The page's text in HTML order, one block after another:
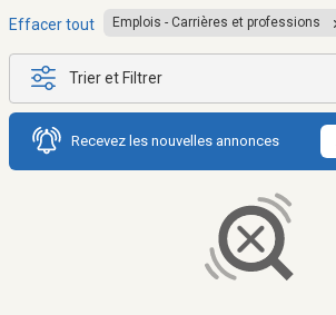
Effacer tout Emplois - Carrières et professions
Trier et Filtrer
Recevez les nouvelles annonces